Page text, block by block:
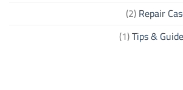
(2)
(1)